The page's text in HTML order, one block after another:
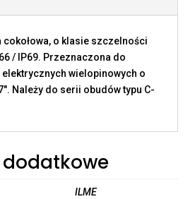
cokołowa, o klasie szczelności
/ IP69. Przeznaczona do
elektrycznych wielopinowych o
Należy do serii obudów typu C-
ILME